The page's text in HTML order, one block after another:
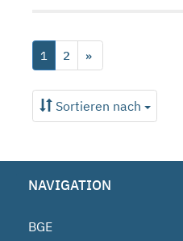
1 2 »
Sortieren nach
NAVIGATION
BGE